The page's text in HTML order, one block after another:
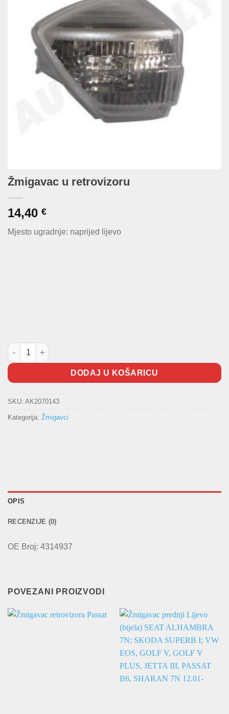
Žmigavac u retrovizoru
14,40 €
Mjesto ugradnje: naprijed lijevo
Žmigavac u retrovizoru količina
DODAJ U KOŠARICU
SKU: AK2070143
Kategorija: Žmigavci
OPIS
RECENZIJE (0)
OE Broj: 4314937
POVEZANI PROIZVODI